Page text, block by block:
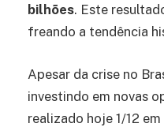
bilhões. Este
freando a tendência
Apesar da crise no
investindo em novas
realizado hoje 1/12